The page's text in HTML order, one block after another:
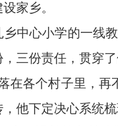
家乡。
中心小学的一线
三份责任，贯穿
在各个村子里，
他下定决心系统